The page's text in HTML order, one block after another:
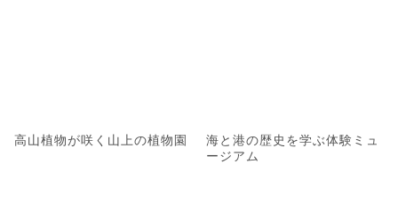
高山植物が咲く山上の植物園
海と港の歴史を学ぶ体験ミュ
ージアム